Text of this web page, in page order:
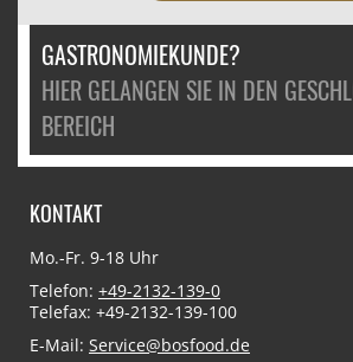
GASTRONOMIEKUNDE?
HIER GELANGEN SIE IN DEN
BEREICH
KONTAKT
Mo.-Fr. 9-18 Uhr
Telefon: +49-2132-139-0
Telefax: +49-2132-139-100
E-Mail: Service@bosfood.de